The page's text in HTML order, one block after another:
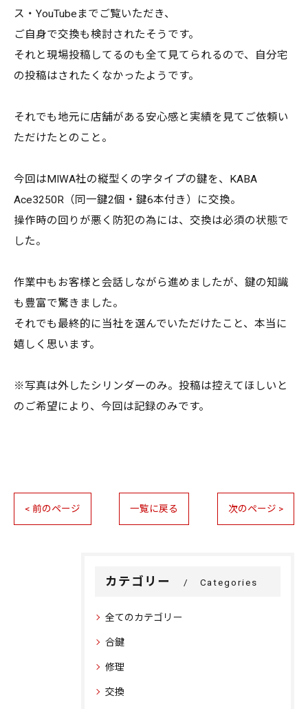
ス・YouTubeまでご覧いただき、
ご自身で交換も検討されたそうです。
それと現場投稿してるのも全て見てられるので、自分宅
の投稿はされたくなかったようです。
それでも地元に店舗がある安心感と実績を見てご依頼い
ただけたとのこと。
今回はMIWA社の縦型くの字タイプの鍵を、KABA
Ace3250R（同一鍵2個・鍵6本付き）に交換。
操作時の回りが悪く防犯の為には、交換は必須の状態で
した。
作業中もお客様と会話しながら進めましたが、鍵の知識
も豊富で驚きました。
それでも最終的に当社を選んでいただけたこと、本当に
嬉しく思います。
※写真は外したシリンダーのみ。投稿は控えてほしいと
のご希望により、今回は記録のみです。
< 前のページ 一覧に戻る 次のページ >
カテゴリー Categories
全てのカテゴリー
合鍵
修理
交換